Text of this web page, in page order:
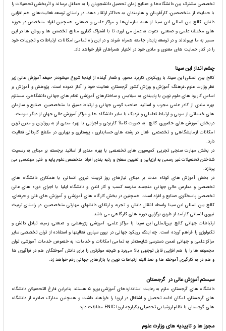
تخصصی مشترک بین دانشگاه‌ها و صنایع زمان تحصیل دانشجویان را به حداقل برساند و اثربخشی تحصیلات را
با حمایت از متخصصین، کارآفرینان و هنرمندان به حداکثر ارتقاء دهد. در راستای توسعه فعالیت‌های هم افزایی
دانش، کالج بین المللی ابن سینا از همه سازمان‌ها و مراکز علمی و صنعتی، همچنین افراد متخصص در حوزه
های مختلف علمی و صنعتی دعوت به عمل می آورد، تا با اشتراک گذاری منابع، تخصص ها و روش ها در این
مسیر به ما بپیوندند و در توسعه پایدار جامعه همراه شوند و در این راه تمامی امکانات، ارتباطات و تجربیات خود
را در کنار حمایت های معنوی و مادی خود در اختیار همراهان قرار خواهد داد.
چشم انداز ابن سینا
کالج بین المللی ابن سینا، با رویکردی کاربرد محور، و شعار آینده از اینجا شروع میشوددر حیطه آموزش عالی زیر
نظر وزارت علوم ،فرهنگ آموزش و ورزش کشور گرجستان، فعالیت خود را آغاز نموده است. پژوهش و آموزش بر
اساس کاربرد های علوم نوین با پایبندی به سیلابس و ساختارهای آموزشی نظام های جهانی دانشگاهی، مستلزم
بهره مندی از کادر علمی مجرب و اساتید صاحب کرسی جهانی و ارتباط عمیق با متخصصین، صنایع و سازمان
های خدماتی از سویی و ارتباط تعاملی و نزدیک با سایر دانشگاه ها و مراکز آموزش عالی جهان از دیگر سوست.
دربخش آموزش های حضوری، کالج به صورت کاملاً کاربردی و اجرایی با بهره مندی از به روزترین و مدرن ترین
امکانات آزمایشگاهی و تخصصی فعال در رشته های حسابداری ، پرستاری و بهیاری در مقطع کاردانی فعالیت
دارد.
در بخش مهارت سنجی تجربی، کمیسیون های تخصصی با بهره مندی از اساتید برجسته بر مبنای به رسمیت
شناختن تحصیلات غیر رسمی به ارزیابی و تعیین سطح و رتبه بندی افراد متخصص علوم پایه و فنی مهندسی می
پردازد.
در بخش آموزش های کوتاه مدت بر مبنای نیازهای روز تربیت نیروی انسانی، با همکاری دانشگاه های
تخصصی و مدارس عالی جهانی منجمله مدرسه کسب و کار لندن و دانشگاه ایلیا با اجرای دوره های عالی
تخصصی پاسخگوی صنایع و افراد است. همچنین در بخش کارگاه های آموزشی و آموزش های فنی و حرفه‌ای،
کالج بین المللی ابن سینا واسطه انتقال دانش و تجربه و ارتقای دانشهای مهارتی متخصصین، در راستای تربیت
نیروی انسانی کارآمد از طریق برگزاری دوره های کارگاهی می باشد.
ارتباطات جهانی کالج بین‌المللی ابن سینا با مراکز علمی، آموزشی، پژوهشی و صنعتی، زمینه تبادل دانش و
تکنولوژی را فراهم آورده است. چه اینکه رویکرد جهانی در برون سپاری فعالیتها و استفاده از توان تخصصی سایر
مراکز علمی و جهانی ضمن دسترسی شایسته‌تر به تمامی امکانات و خدمات؛ به خصوص خدمات آموزشی، توان
مجموعه ها را با هم افزایی قابل توجهی بالا می‌برد و نتیجه موثرتری را برای دانش آموختگان هم در فراگیری ها
و هم در به کارگیری آموخته ها و صد البته ارتباطات نوین با بازارهای جهانی رقم خواهد زد.
سیستم آموزش عالی در گرجستان
دانشگاه های گرجستان، ملزم به رعایت استانداردهای آموزشی یورو ۵ هستند بنابراین فارغ التحصیلان دانشگاه
های گرجستان، امکان ادامه تحصیل و اشتغال در اروپا را خواهند داشت و همچنین مدارک صادره از دانشگاه
های گرجستان با نظام ارزشیابی تحصیلی یکپارچه اروپا ENIC مطابقت دارد.
مجوز ها و تاییدیه های وزارت علوم